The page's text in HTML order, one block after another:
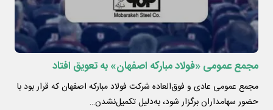
مجمع عمومی «فولاد مبارکه اصفهان» به تعویق افتاد
مجمع عمومی عادی و فوق‌العاده شرکت فولاد مبارکه اصفهان که قرار بود با
حضور سهامداران برگزار شود، به‌دلیل تکمیل‌نشدن…